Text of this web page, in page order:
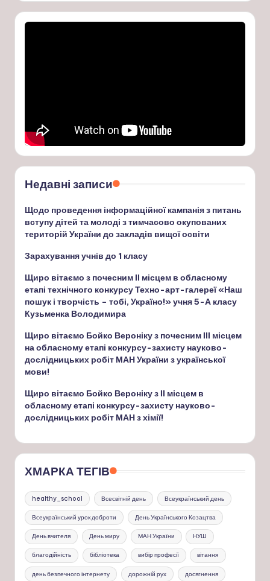
Недавні записи
Щодо проведення інформаційної кампанія з питань
вступу дітей та молоді з тимчасово окупованих
територій України до закладів вищої освіти
Зарахування учнів до 1 класу
Щиро вітаємо з почесним ІІ місцем в обласному
етапі технічного конкурсу Техно-арт-галереї «Наш
пошук і творчість – тобі, Україно!» учня 5-А класу
Кузьменка Володимира
Щиро вітаємо Бойко Вероніку з почесним ІІІ місцем
на обласному етапі конкурсу-захисту науково-
дослідницьких робіт МАН України з української
мови!
Щиро вітаємо Бойко Вероніку з ІІ місцем в
обласному етапі конкурсу-захисту науково-
дослідницьких робіт МАН з хімії!
ХМАРКА ТЕГІВ
healthy_school Всесвітній день Всеукраїнський день
Всеукраїнський урок доброти День Українського Козацтва
День вчителя День миру МАН України НУШ
благодійність бібліотека вибір професії вітання
день безпечного інтернету дорожній рух досягнення